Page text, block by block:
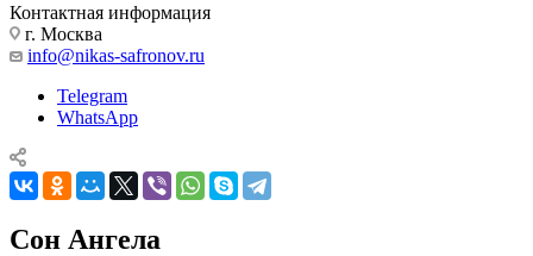
Контактная информация
г. Москва
info@nikas-safronov.ru
Telegram
WhatsApp
Сон Ангела